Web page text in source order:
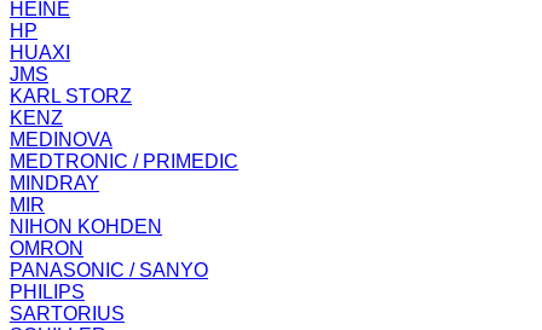
HEINE
HP
HUAXI
JMS
KARL STORZ
KENZ
MEDINOVA
MEDTRONIC / PRIMEDIC
MINDRAY
MIR
NIHON KOHDEN
OMRON
PANASONIC / SANYO
PHILIPS
SARTORIUS